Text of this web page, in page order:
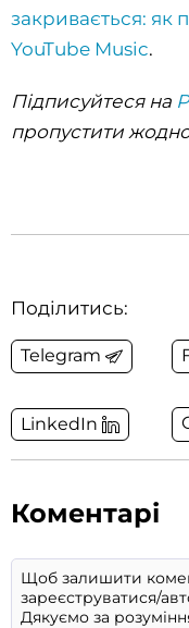
закривається: як
YouTube Music.
Підписуйтеся на
пропустити
Поділитись:
Telegram
LinkedIn
Коментарі